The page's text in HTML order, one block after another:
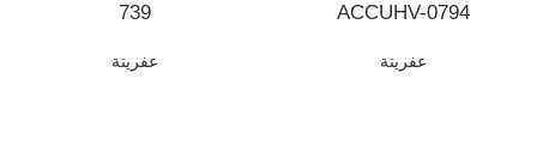
739
عفريتة
ACCUHV-0794
عفريتة